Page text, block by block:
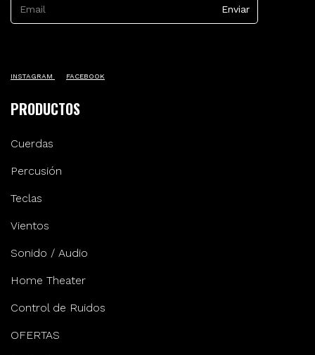
INSTAGRAM FACEBOOK
PRODUCTOS
Cuerdas
Percusión
Teclas
Vientos
Sonido / Audio
Home Theater
Control de Ruidos
OFERTAS